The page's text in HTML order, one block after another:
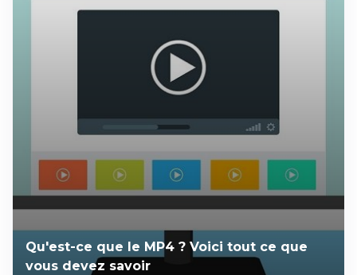
Qu'est-ce que le MP4 ? Voici tout ce que
vous devez savoir